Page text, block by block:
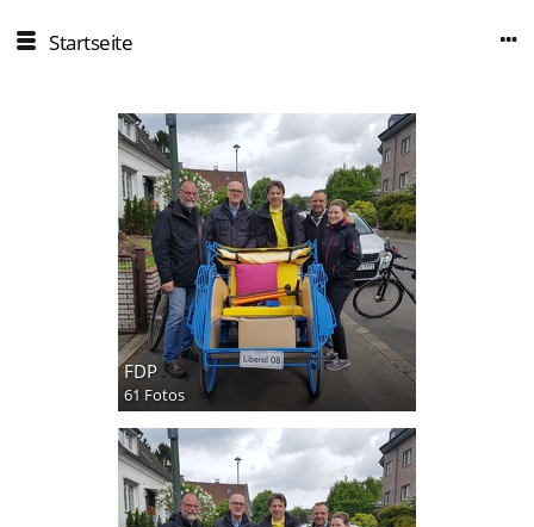
Startseite
FDP
61 Fotos